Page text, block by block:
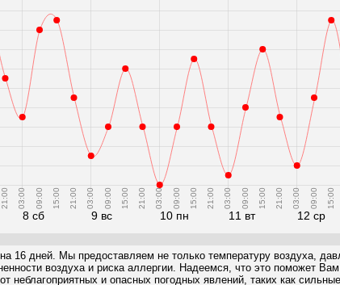
21:00
8 сб
03:00 09:00 15:00 21:00
9 вс
03:00 09:00 15:00 21:00
10 пн
03:00 09:00 15:00 21:00
11 вт
03:00 09:00 15:00 21:00
12 ср
03:00 09:00 15:00
16 дней. Мы предоставляем не только температуру воздуха,
воздуха и риска аллергии. Надеемся, что это поможет
неблагоприятных и опасных погодных явлений, таких как